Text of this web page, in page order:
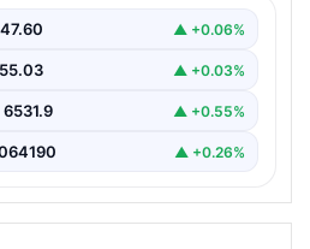
47.60 ▲ +0.06%
55.03 ▲ +0.03%
6531.9 ▲ +0.55%
▲ +0.26%